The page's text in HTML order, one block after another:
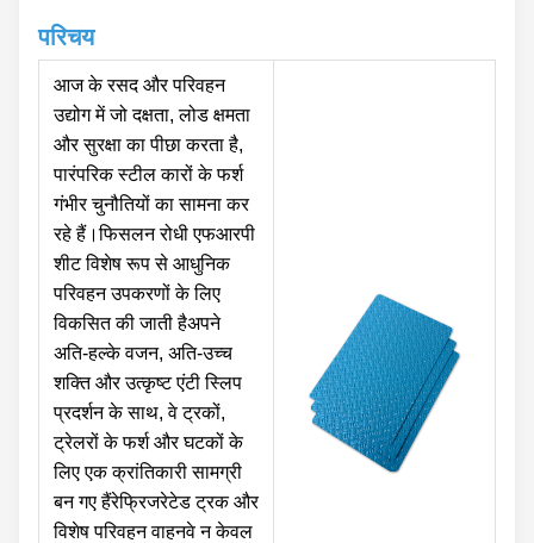
परिचय
आज के रसद और परिवहन
उद्योग में जो दक्षता, लोड क्षमता
और सुरक्षा का पीछा करता है,
पारंपरिक स्टील कारों के फर्श
गंभीर चुनौतियों का सामना कर
रहे हैं।फिसलन रोधी एफआरपी
शीट विशेष रूप से आधुनिक
परिवहन उपकरणों के लिए
विकसित की जाती हैअपने
अति-हल्के वजन, अति-उच्च
शक्ति और उत्कृष्ट एंटी स्लिप
प्रदर्शन के साथ, वे ट्रकों,
ट्रेलरों के फर्श और घटकों के
लिए एक क्रांतिकारी सामग्री
बन गए हैंरेफ्रिजरेटेड ट्रक और
विशेष परिवहन वाहनवे न केवल